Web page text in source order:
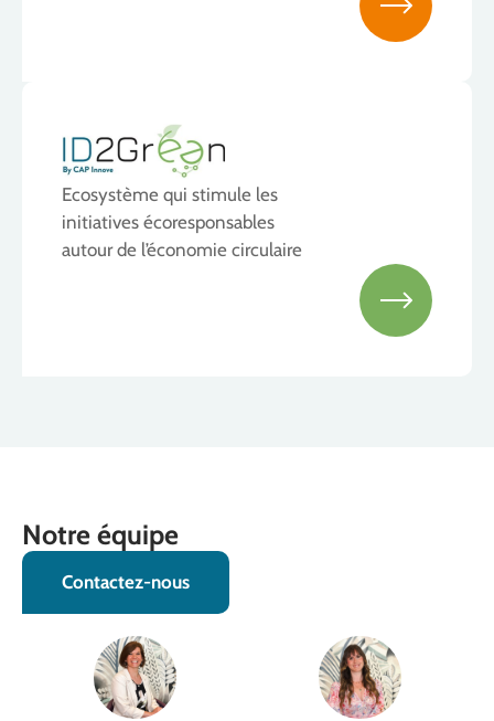
Ecosystème qui stimule les
initiatives écoresponsables
autour de l’économie circulaire
Notre équipe
Contactez-nous